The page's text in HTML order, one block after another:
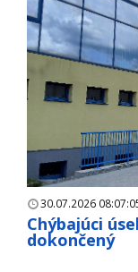
30.07.2026
Chýbajúci
dokončený